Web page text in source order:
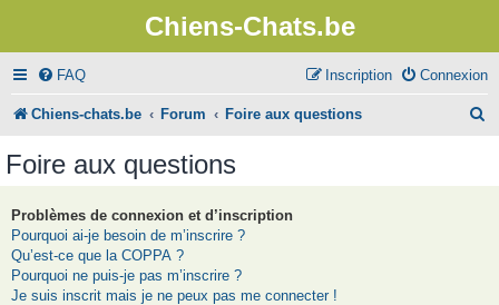
Chiens-Chats.be
FAQ Connexion
Inscription
Chiens-chats.be Forum Foire aux questions
Foire aux questions
Problèmes de connexion et d’inscription
Pourquoi ai-je besoin de m’inscrire ?
Qu’est-ce que la COPPA ?
Pourquoi ne puis-je pas m’inscrire ?
Je suis inscrit mais je ne peux pas me connecter !